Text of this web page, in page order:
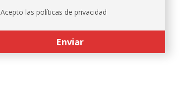
Acepto las políticas de privacidad